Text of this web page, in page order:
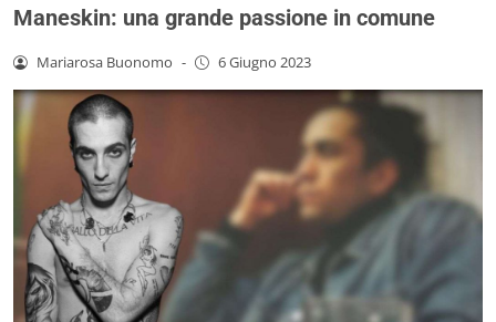
Maneskin: una grande passione in comune
Mariarosa Buonomo - 6 Giugno 2023